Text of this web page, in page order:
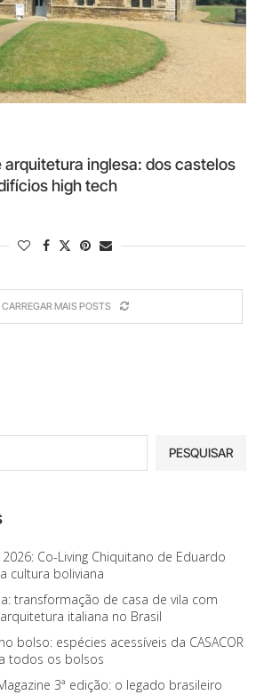
arquitetura inglesa: dos castelos
high tech
CARREGAR MAIS POSTS
PESQUISAR
2026: Co-Living Chiquitano de Eduardo
cultura boliviana
transformação de casa de vila com
italiana no Brasil
bolso: espécies acessíveis da CASACOR
todos os bolsos
3ª edição: o legado brasileiro